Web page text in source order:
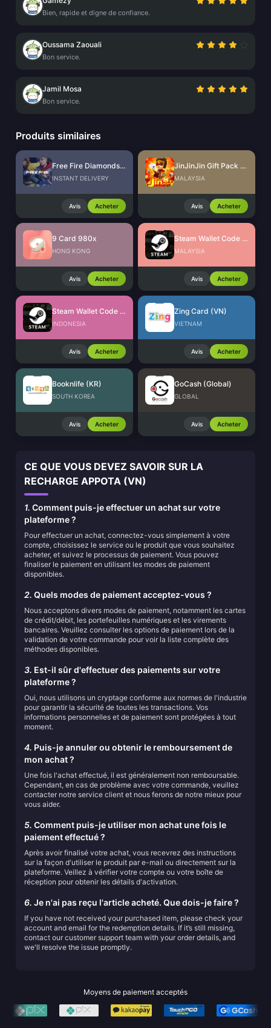
Bien, rapide et digne de confiance.
Oussama Zaouali
Bon service.
Jamil Mosa
Bon service.
Produits similaires
Free Fire Diamonds EU + TR
INSTANT DELIVERY
Avis Acheter
JinJinJin Gift Pack Redeem Code
MALAYSIA
Avis Acheter
9 Card 980x
HONG KONG
Avis Acheter
Steam Wallet Code (MYR)
MALAYSIA
Avis Acheter
Steam Wallet Code (IDR)
INDONESIA
Avis Acheter
Zing Card (VN)
VIETNAM
Avis Acheter
Booknlife (KR)
SOUTH KOREA
Avis Acheter
GoCash (Global)
GLOBAL
Avis Acheter
CE QUE VOUS DEVEZ SAVOIR SUR LA
RECHARGE APPOTA (VN)
1. Comment puis-je effectuer un achat sur votre
plateforme ?
Pour effectuer un achat, connectez-vous simplement à votre
compte, choisissez le service ou le produit que vous souhaitez
acheter, et suivez le processus de paiement. Vous pouvez
finaliser le paiement en utilisant les modes de paiement
disponibles.
2. Quels modes de paiement acceptez-vous ?
Nous acceptons divers modes de paiement, notamment les cartes
de crédit/débit, les portefeuilles numériques et les virements
bancaires. Veuillez consulter les options de paiement lors de la
validation de votre commande pour voir la liste complète des
méthodes disponibles.
3. Est-il sûr d'effectuer des paiements sur votre
plateforme ?
Oui, nous utilisons un cryptage conforme aux normes de l'industrie
pour garantir la sécurité de toutes les transactions. Vos
informations personnelles et de paiement sont protégées à tout
moment.
4. Puis-je annuler ou obtenir le remboursement de
mon achat ?
Une fois l'achat effectué, il est généralement non remboursable.
Cependant, en cas de problème avec votre commande, veuillez
contacter notre service client et nous ferons de notre mieux pour
vous aider.
5. Comment puis-je utiliser mon achat une fois le
paiement effectué ?
Après avoir finalisé votre achat, vous recevrez des instructions
sur la façon d'utiliser le produit par e-mail ou directement sur la
plateforme. Veillez à vérifier votre compte ou votre boîte de
réception pour obtenir les détails d'activation.
6. Je n'ai pas reçu l'article acheté. Que dois-je faire ?
If you have not received your purchased item, please check your
account and email for the redemption details. If it’s still missing,
contact our customer support team with your order details, and
we'll resolve the issue promptly.
Moyens de paiement acceptés